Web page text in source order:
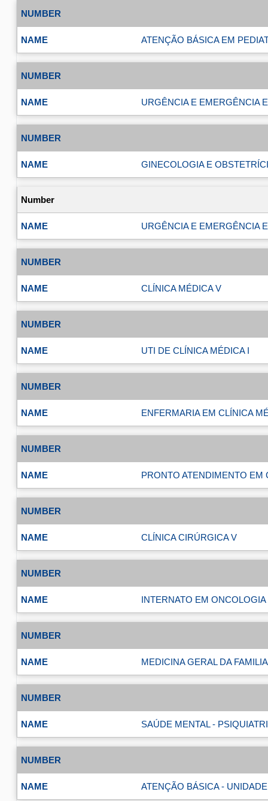
ATENÇÃO BÁSICA EM
URGÊNCIA E EMERGÊNCIA
GINECOLOGIA E
URGÊNCIA E EMERGÊNCIA
CLÍNICA MÉDICA V
UTI DE CLÍNICA MÉDICA I
ENFERMARIA EM CLÍNICA
PRONTO ATENDIMENTO EM
CLÍNICA CIRÚRGICA V
INTERNATO EM ONCOLOGIA
MEDICINA GERAL DA
SAÚDE MENTAL -
ATENÇÃO BÁSICA -